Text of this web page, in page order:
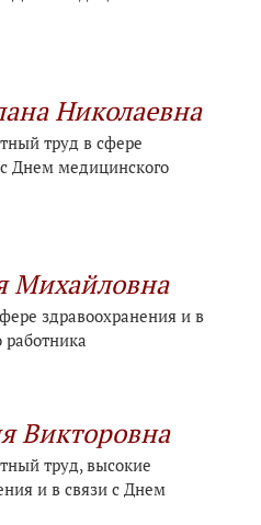
Николаевна
труд в сфере
Днем медицинского
Михайловна
здравоохранения и в
Викторовна
труд, высокие
и в связи с Днем